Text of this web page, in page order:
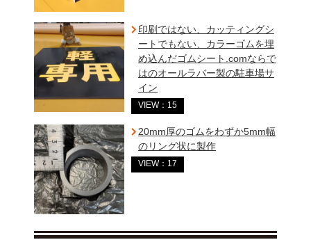
印刷ではない、カッティングシ
ートでもない、カラーゴムを埋
め込んだゴムシート.comならで
はのオールラバー製の駐車場サ
イン
VIEW：15
20mm厚のゴムをわずか5mm幅
のリング状に製作
VIEW：17